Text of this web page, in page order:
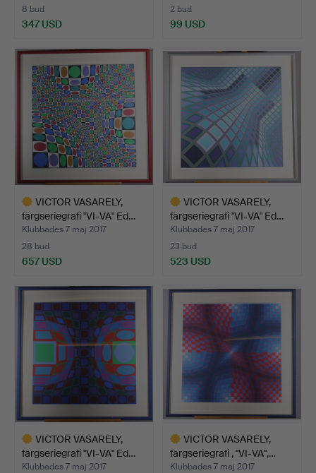
8 bud
347 USD
2 bud
99 USD
VICTOR VASARELY,
färgseriegrafi "VI-VA" Ed…
Klubbades 7 maj 2017
28 bud
657 USD
VICTOR VASARELY,
färgseriegrafi "VI-VA" Ed…
Klubbades 7 maj 2017
23 bud
523 USD
föremål
VICTOR VASARELY,
färgseriegrafi "VI-VA" Ed…
Klubbades 7 maj 2017
VICTOR VASARELY,
färgseriegrafi , "VI-VA",…
Klubbades 7 maj 2017